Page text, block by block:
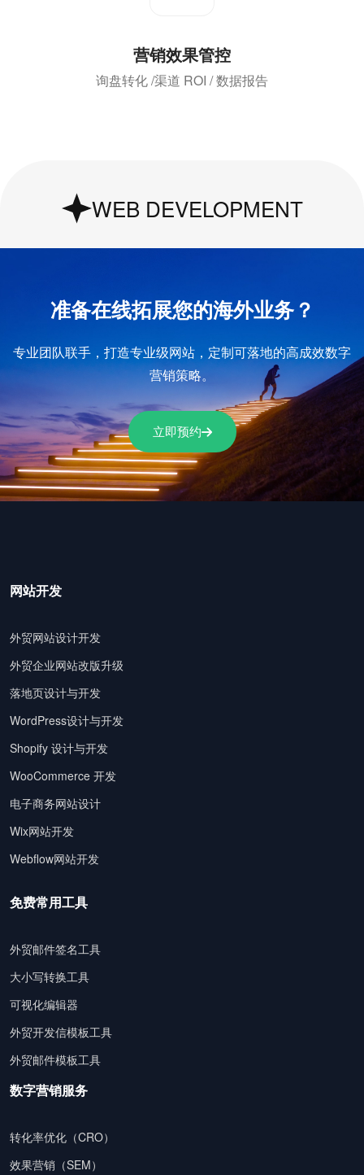
营销效果管控
询盘转化 /渠道 ROI / 数据报告
UI & UX Design
准备在线拓展您的海外业务？
专业团队联手，打造专业级网站，定制可落地的高成效数字
营销策略。
立即预约
网站开发
外贸网站设计开发
外贸企业网站改版升级
落地页设计与开发
WordPress设计与开发
Shopify 设计与开发
WooCommerce 开发
电子商务网站设计
Wix网站开发
Webflow网站开发
免费常用工具
外贸邮件签名工具
大小写转换工具
可视化编辑器
外贸开发信模板工具
外贸邮件模板工具
数字营销服务
转化率优化（CRO）
效果营销（SEM）